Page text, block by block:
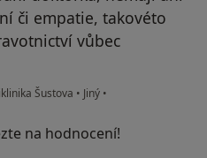
či empatie, takovéto
vůbec
Šustova • Jiný •
na hodnocení!